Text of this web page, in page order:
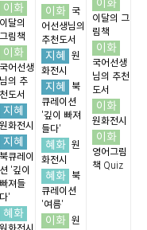
이화
이달의
그림책
이화
국어선생
님의 추
천도서
지혜
원화전시
지혜
북큐레이
션 '깊이
빠져들
다'
혜화
이화
국
어선생님의
추천도서
지혜
원
화전시
지혜
북
큐레이션
'깊이 빠져
들다'
혜화 원
화전시
혜화
북
큐레이션
'여름'
이화 원
이화
이달의 그
림책
이화
국어선생
님의 추천
도서
이화
원화전시
이화
영어그림
책 Quiz